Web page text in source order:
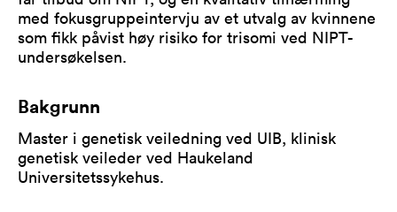
med fokusgruppeintervju av et utvalg av kvinnene
som fikk påvist høy risiko for trisomi ved NIPT-
undersøkelsen.
Bakgrunn
Master i genetisk veiledning ved UIB, klinisk
genetisk veileder ved Haukeland
Universitetssykehus.